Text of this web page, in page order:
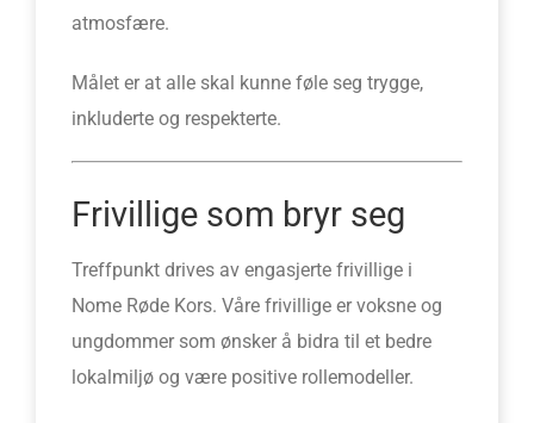
atmosfære.
Målet er at alle skal kunne føle seg trygge,
inkluderte og respekterte.
Frivillige som bryr seg
Treffpunkt drives av engasjerte frivillige i
Nome Røde Kors. Våre frivillige er voksne og
ungdommer som ønsker å bidra til et bedre
lokalmiljø og være positive rollemodeller.